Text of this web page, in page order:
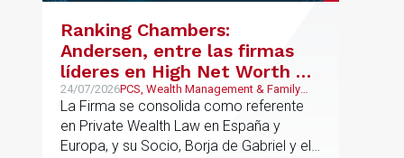
todas las fases de la operación.
Ranking Chambers:
Andersen, entre las firmas
líderes en High Net Worth en
España y Europa
24/07/2026PCS, Wealth Management & Family
Business
La Firma se consolida como referente
en Private Wealth Law en España y
Europa, y su Socio, Borja de Gabriel y el